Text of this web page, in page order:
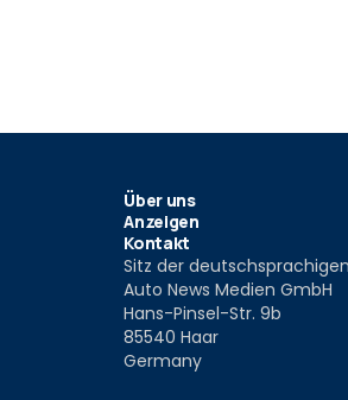
Über uns
Anzeigen
Kontakt
Sitz der
Auto News Medien GmbH
Hans-Pinsel-Str. 9b
85540 Haar
Germany